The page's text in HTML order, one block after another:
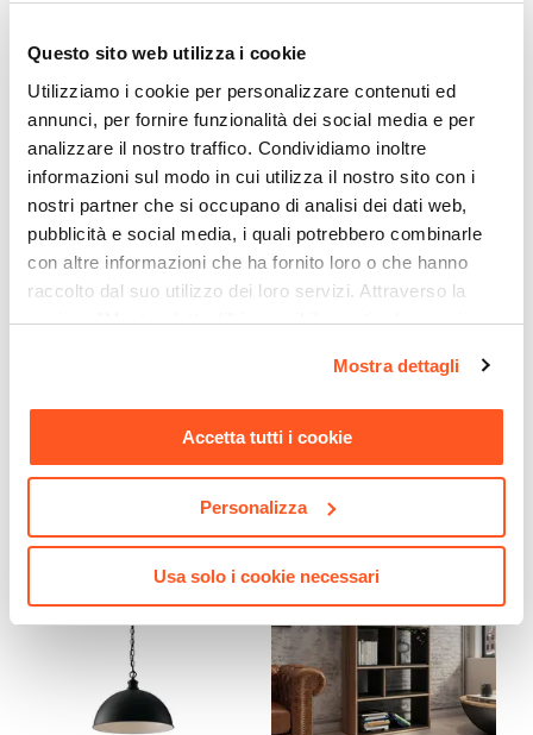
Questo sito web utilizza i cookie
Utilizziamo i cookie per personalizzare contenuti ed
annunci, per fornire funzionalità dei social media e per
analizzare il nostro traffico. Condividiamo inoltre
informazioni sul modo in cui utilizza il nostro sito con i
nostri partner che si occupano di analisi dei dati web,
pubblicità e social media, i quali potrebbero combinarle
con altre informazioni che ha fornito loro o che hanno
raccolto dal suo utilizzo dei loro servizi. Attraverso la
sezione "Mostra dettagli" è possibile gestire le proprie
momento. Per maggiori informazioni si invita a leggere la
nostraCookie Policy.
Mostra dettagli
Accetta tutti i cookie
Personalizza
Usa solo i cookie necessari
200 x 100 cm
Altezza
77 cm
Rettangolare
Colore Piano
Legno
Colore Gambe
Nero
Spessore Piano
Sezione Gambe
Posti A Sedere
€ 32,00
Sedia impilabile stile
€ 32,00